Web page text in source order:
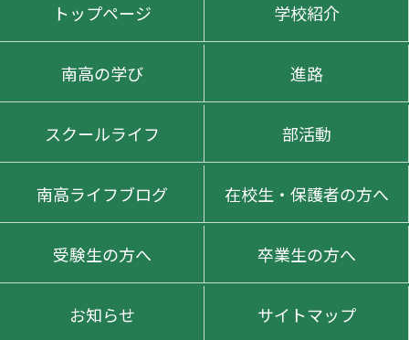
トップページ 学校紹介
南高の学び 進路
スクールライフ 部活動
南高ライフブログ 在校生・保護者の方へ
受験生の方へ 卒業生の方へ
お知らせ サイトマップ